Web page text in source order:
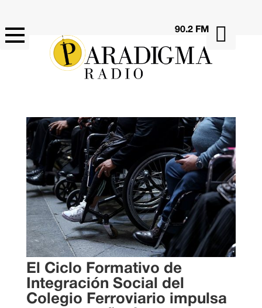

90.2 FM
El Ciclo Formativo de
Integración Social del
Colegio Ferroviario impulsa